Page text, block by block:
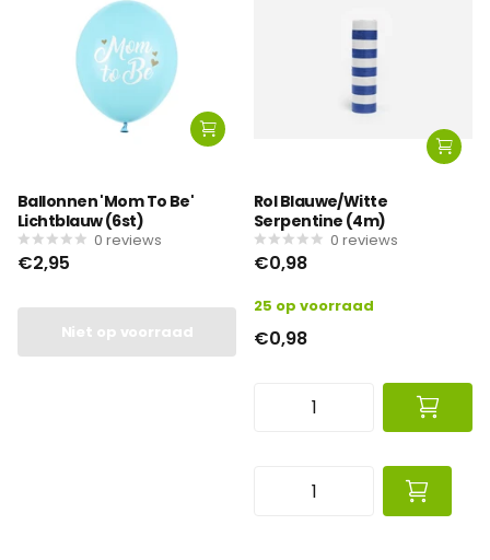
Ballonnen 'Mom To Be'
Lichtblauw (6st)
0 reviews
€2,95
Niet op voorraad
Rol Blauwe/Witte
Serpentine (4m)
0 reviews
€0,98
25 op voorraad
€0,98